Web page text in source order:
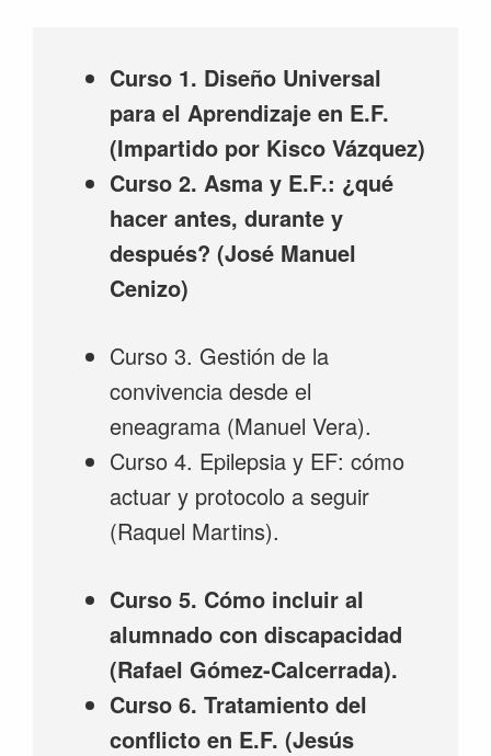
Curso 1. Diseño Universal
para el Aprendizaje en E.F.
(Impartido por Kisco Vázquez)
Curso 2. Asma y E.F.: ¿qué
hacer antes, durante y
después? (José Manuel
Cenizo)
Curso 3. Gestión de la
convivencia desde el
eneagrama (Manuel Vera).
Curso 4. Epilepsia y EF: cómo
actuar y protocolo a seguir
(Raquel Martins).
Curso 5. Cómo incluir al
alumnado con discapacidad
(Rafael Gómez-Calcerrada).
Curso 6. Tratamiento del
conflicto en E.F. (Jesús